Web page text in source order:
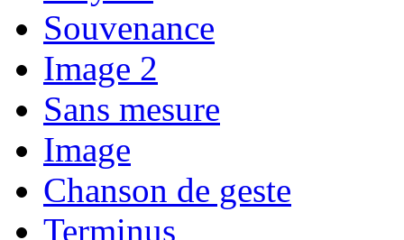
Souvenance
Image 2
Sans mesure
Image
Chanson de geste
Terminus